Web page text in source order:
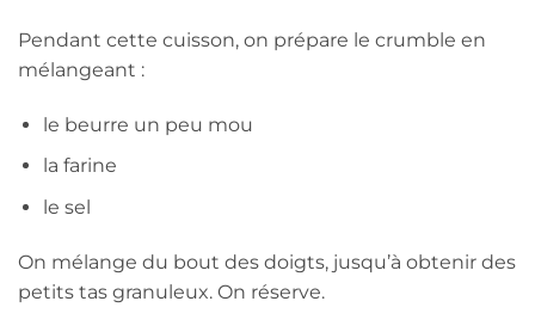
Pendant cette cuisson, on prépare le crumble en
mélangeant :
le beurre un peu mou
la farine
le sel
On mélange du bout des doigts, jusqu’à obtenir des
petits tas granuleux. On réserve.